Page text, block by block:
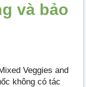
và bảo
Veggies and
không có tác